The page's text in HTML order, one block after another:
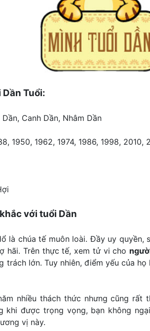
Tuổi:
Canh Dần, Nhâm Dần
1950, 1962, 1974, 1986, 1998, 2010,
với tuổi Dần
là chúa tế muôn loài. Đầy uy quyền,
hãi. Trên thực tế, xem tử vi cho
trách lớn. Tuy nhiên, điểm yếu của
nhiều thách thức nhưng cũng rất
khi được trọng vọng, bạn không
vị này.